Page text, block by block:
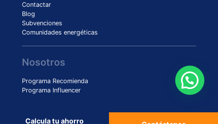
Contactar
Blog
Subvenciones
Comunidades energéticas
Nosotros
Programa Recomienda
Programa Influencer
Calcula tu ahorro